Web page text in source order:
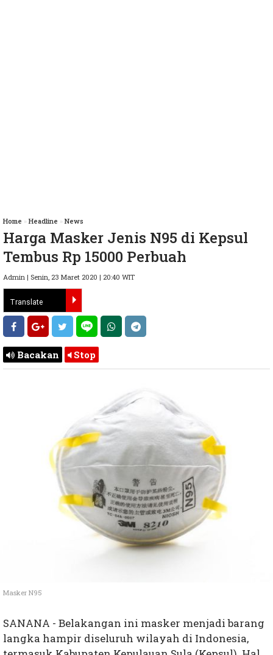
Home » Headline » News
Harga Masker Jenis N95 di Kepsul
Tembus Rp 15000 Perbuah
Admin | Senin, 23 Maret 2020 | 20:40 WIT
Bacakan Stop
Masker N95
SANANA - Belakangan ini masker menjadi barang
langka hampir diseluruh wilayah di Indonesia,